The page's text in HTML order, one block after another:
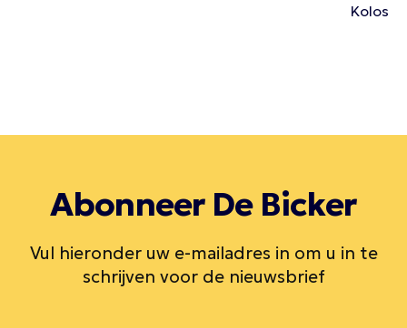
Kolos
Abonneer De Bicker
Vul hieronder uw e-mailadres in om u in te
schrijven voor de nieuwsbrief